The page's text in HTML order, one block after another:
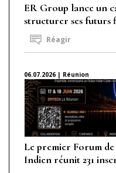
ER Group lance un
structurer ses futurs
Réagir
06.07.2026 | Réunion
Le premier Forum
Indien réunit 231